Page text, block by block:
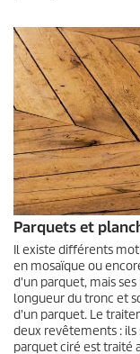
Parquets et
Il existe différents
en mosaïque ou
d'un parquet, mais
longueur du tronc et
d'un parquet. Le
deux revêtements : ils
parquet ciré est traité